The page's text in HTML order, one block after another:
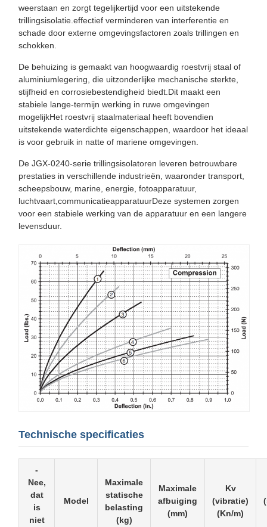
weerstaan en zorgt tegelijkertijd voor een uitstekende
trillingsisolatie.effectief verminderen van interferentie en
schade door externe omgevingsfactoren zoals trillingen en
schokken.
De behuizing is gemaakt van hoogwaardig roestvrij staal of
aluminiumlegering, die uitzonderlijke mechanische sterkte,
stijfheid en corrosiebestendigheid biedt.Dit maakt een
stabiele lange-termijn werking in ruwe omgevingen
mogelijkHet roestvrij staalmateriaal heeft bovendien
uitstekende waterdichte eigenschappen, waardoor het ideaal
is voor gebruik in natte of mariene omgevingen.
De JGX-0240-serie trillingsisolatoren leveren betrouwbare
prestaties in verschillende industrieën, waaronder transport,
scheepsbouw, marine, energie, fotoapparatuur,
luchtvaart,communicatieapparatuurDeze systemen zorgen
voor een stabiele werking van de apparatuur en een langere
levensduur.
Technische specificaties
-
Nee,
dat
is
niet
Model
Maximale
statische
belasting
(kg)
Maximale
afbuiging
(mm)
Kv
(vibratie)
(Kn/m)